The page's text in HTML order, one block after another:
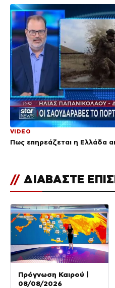
VIDEO
Πως επηρεάζεται η Ελλάδα
// ΔΙΑΒΑΣΤΕ
Πρόγνωση Καιρού |
08/08/2026